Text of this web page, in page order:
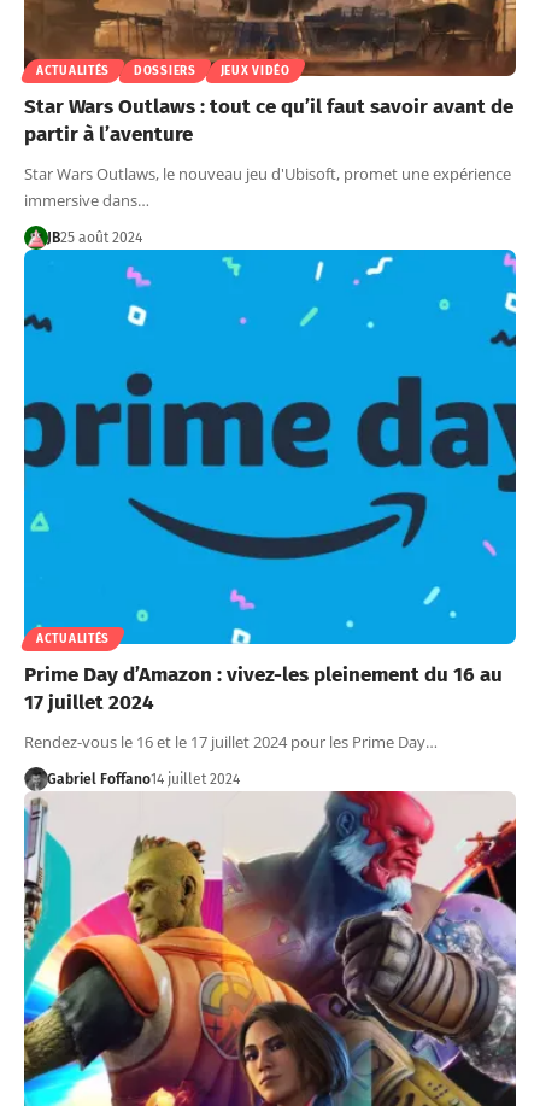
ACTUALITÉS DOSSIERS JEUX VIDÉO
Star Wars Outlaws : tout ce qu’il faut savoir avant de
partir à l’aventure
Star Wars Outlaws, le nouveau jeu d'Ubisoft, promet une expérience
immersive dans…
JB25 août 2024
ACTUALITÉS
Prime Day d’Amazon : vivez-les pleinement du 16 au
17 juillet 2024
Rendez-vous le 16 et le 17 juillet 2024 pour les Prime Day…
Gabriel Foffano14 juillet 2024